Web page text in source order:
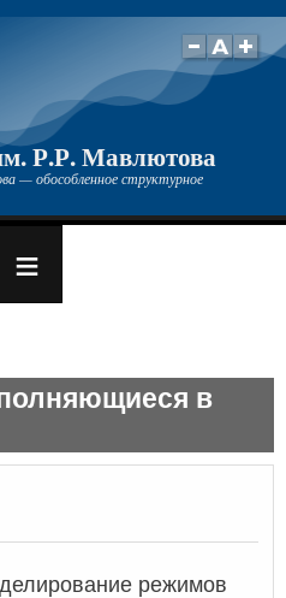
Р.Р. Мавлютова
— обособленное структурное
в
режимов